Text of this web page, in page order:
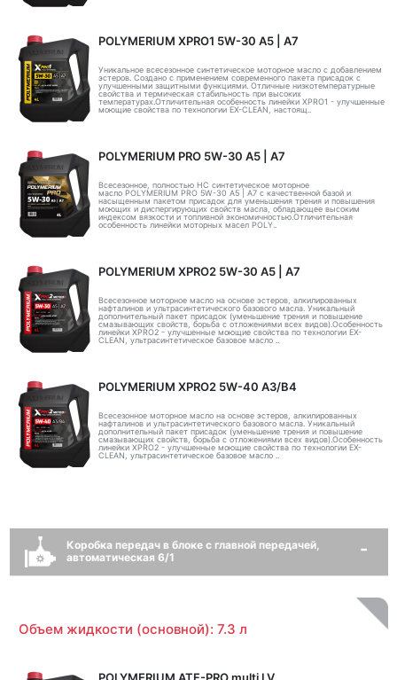
POLYMERIUM XPRO1 5W-30 А5 | А7
Уникальное всесезонное синтетическое моторное масло с добавлением
эстеров. Создано с применением современного пакета присадок с
улучшенными защитными функциями. Отличные низкотемпературные
свойства и термическая стабильность при высоких
температурах.Отличительная особенность линейки XPRO1 - улучшенные
моющие свойства по технологии EX-CLEAN, настоящ..
POLYMERIUM PRO 5W-30 A5 | А7
Всесезонное, полностью HC синтетическое моторное
масло POLYMERIUM PRO 5W-30 A5 | А7 с качественной базой и
насыщенным пакетом присадок для уменьшения трения и повышения
моющих и диспергирующих свойств масла, обладающее высоким
индексом вязкости и топливной экономичностью.Отличительная
особенность линейки моторных масел POLY..
POLYMERIUM XPRO2 5W-30 А5 | А7
Всесезонное моторное масло на основе эстеров, алкилированных
нафталинов и ультрасинтетического базового масла. Уникальный
дополнительный пакет присадок (уменьшение трения и повышение
смазывающих свойств, борьба с отложениями всех видов).Особенность
линейки XPRO2 - улучшенные моющие свойства по технологии EX-
CLEAN, ультрасинтетическое базовое масло ..
POLYMERIUM XPRO2 5W-40 A3/B4
Всесезонное моторное масло на основе эстеров, алкилированных
нафталинов и ультрасинтетического базового масла. Уникальный
дополнительный пакет присадок (уменьшение трения и повышение
смазывающих свойств, борьба с отложениями всех видов).Особенность
линейки XPRO2 - улучшенные моющие свойства по технологии EX-
CLEAN, ультрасинтетическое базовое масло ..
Коробка передач в блоке с главной передачей,
автоматическая 6/1
Объем жидкости (основной): 7.3 л
POLYMERIUM ATF-PRO multi LV